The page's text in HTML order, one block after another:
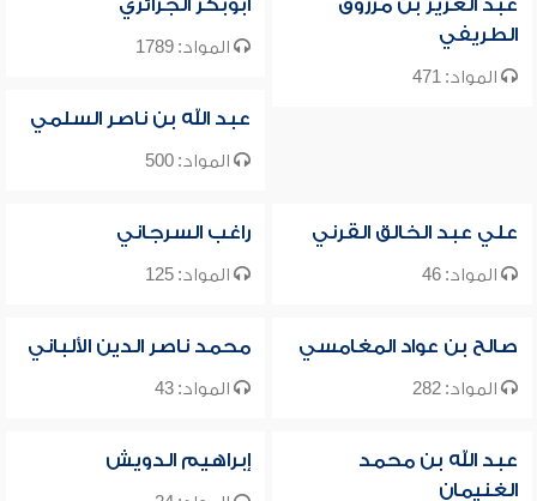
عبد العزيز بن مرزوق
الطريفي
المواد: 471
أبوبكر الجزائري
المواد: 1789
عبد الله بن ناصر السلمي
المواد: 500
علي عبد الخالق القرني
المواد: 46
راغب السرجاني
المواد: 125
صالح بن عواد المغامسي
المواد: 282
محمد ناصر الدين الألباني
المواد: 43
عبد الله بن محمد
الغنيمان
إبراهيم الدويش